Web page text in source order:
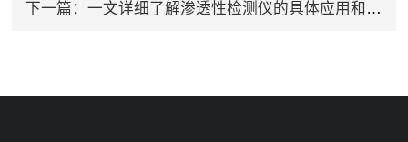
下一篇： 一文详细了解渗透性检测仪的具体应用和其特性